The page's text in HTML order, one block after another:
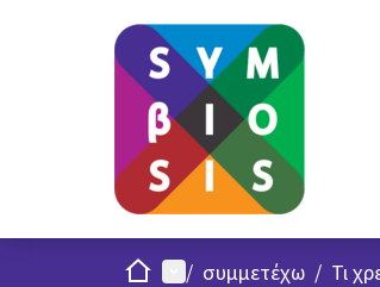
ΣπίτιΚυρίως μενού
/ συμμετέχω / Τι